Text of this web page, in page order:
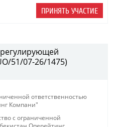
ПРИНЯТЬ УЧАСТИЕ
51/07-26/1475)
ответственностью
Компани"
с ограниченной